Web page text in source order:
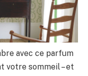
avec ce parfum
votre sommeil – et